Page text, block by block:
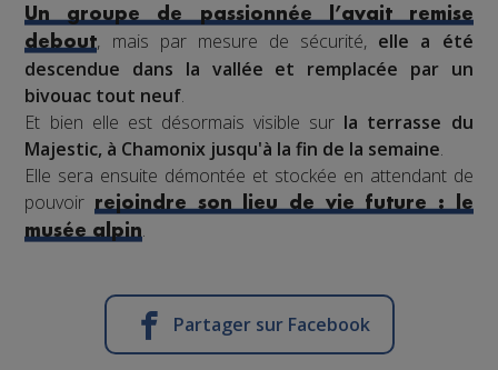
Un groupe de passionnée l’avait remise
debout, mais par mesure de sécurité, elle a été
descendue dans la vallée et remplacée par un
bivouac tout neuf.
Et bien elle est désormais visible sur la terrasse du
Majestic, à Chamonix jusqu'à la fin de la semaine.
Elle sera ensuite démontée et stockée en attendant de
pouvoirrejoindre son lieu de vie future : le
musée alpin.
Partager sur Facebook